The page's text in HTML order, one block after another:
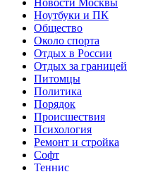
Ноутбуки и ПК
Общество
Около спорта
Отдых в России
Отдых за границей
Питомцы
Политика
Порядок
Происшествия
Психология
Ремонт и стройка
Софт
Теннис